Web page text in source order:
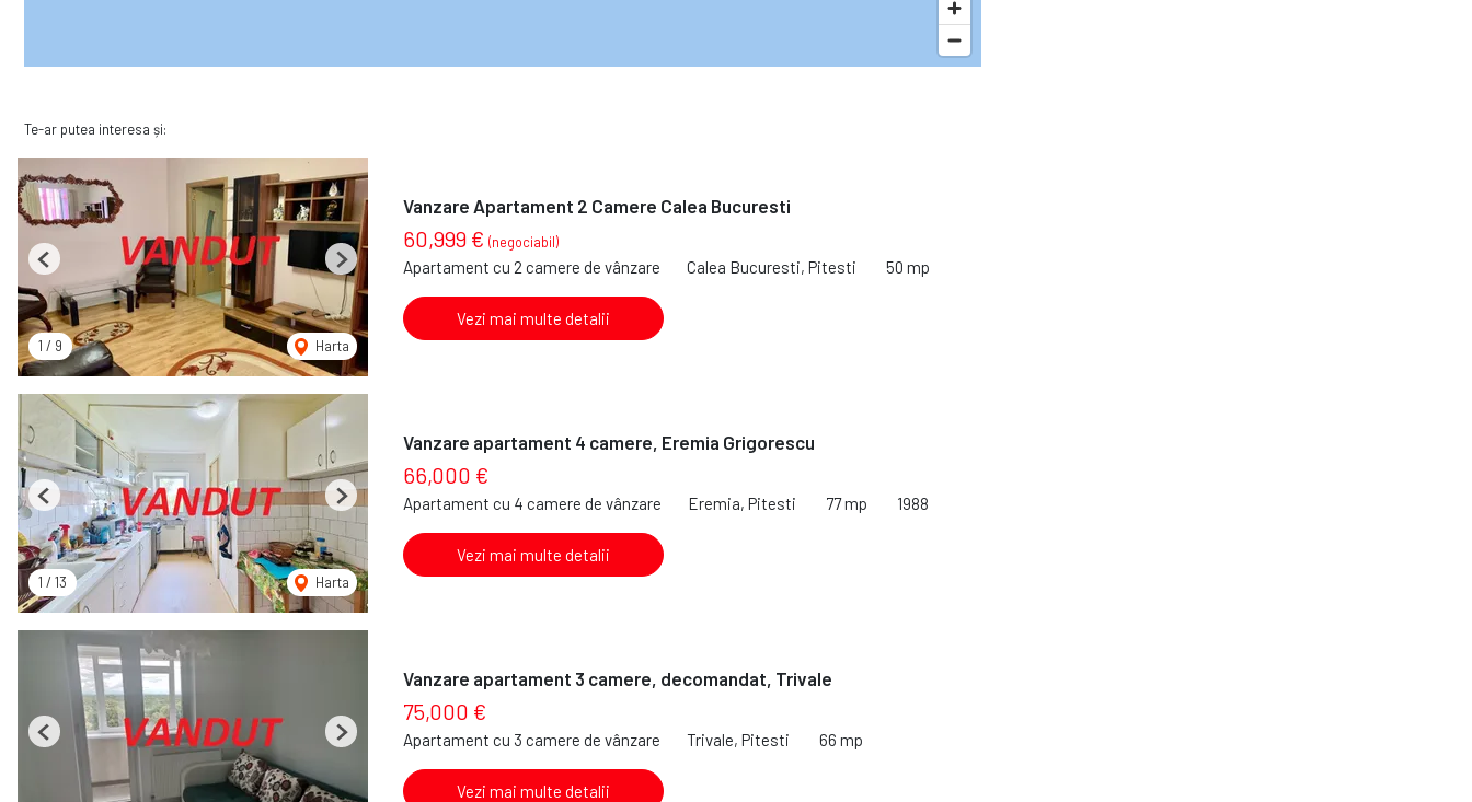
Te-ar putea interesa și:
1 / 9 Harta
Previous Next
Vanzare Apartament 2 Camere Calea Bucuresti
60,999 € (negociabil)
Apartament cu 2 camere de vânzare Calea Bucuresti, Pitesti 50 mp
Vezi mai multe detalii
1 / 13 Harta
Previous Next
Vanzare apartament 4 camere, Eremia Grigorescu
66,000 €
Apartament cu 4 camere de vânzare Eremia, Pitesti 77 mp 1988
Vezi mai multe detalii
Previous Next
Vanzare apartament 3 camere, decomandat, Trivale
75,000 €
Apartament cu 3 camere de vânzare Trivale, Pitesti 66 mp
Vezi mai multe detalii